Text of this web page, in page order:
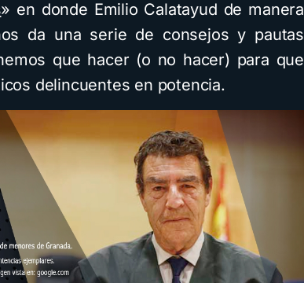
» en donde Emilio Calatayud de manera
da una serie de consejos y pautas
que hacer (o no hacer) para que
delincuentes en potencia.